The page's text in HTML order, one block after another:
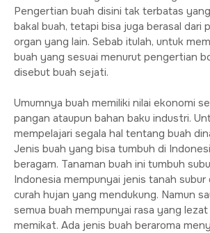
Pengertian buah disini tak terbatas
bakal buah, tetapi bisa juga berasal dari
organ yang lain. Sebab itulah, untuk
buah yang sesuai menurut pengertian
disebut buah sejati.
Umumnya buah memiliki nilai ekonomi
pangan ataupun bahan baku industri.
mempelajari segala hal tentang buah
Jenis buah yang bisa tumbuh di
beragam. Tanaman buah ini tumbuh
Indonesia mempunyai jenis tanah subur
curah hujan yang mendukung. Namun
semua buah mempunyai rasa yang
memikat. Ada jenis buah beraroma